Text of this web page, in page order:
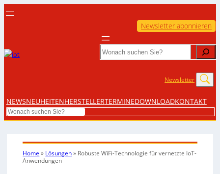
Newsletter abonnieren
Search
Newsletter
NEWSNEUHEITENHERSTELLERTERMINEDOWNLOADKONTAKT
Search
Home » Lösungen» Robuste WiFi-Technologie für vernetzte IoT-
Anwendungen